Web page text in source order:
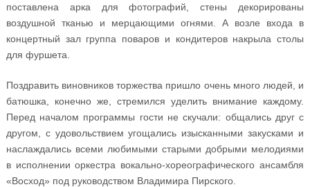
поставлена арка для фотографий, стены декорированы
воздушной тканью и мерцающими огнями. А возле входа в
концертный зал группа поваров и кондитеров накрыла столы
для фуршета.
Поздравить виновников торжества пришло очень много людей, и
батюшка, конечно же, стремился уделить внимание каждому.
Перед началом программы гости не скучали: общались друг с
другом, с удовольствием угощались изысканными закусками и
наслаждались всеми любимыми старыми добрыми мелодиями
в исполнении оркестра вокально-хореографического ансамбля
«Восход» под руководством Владимира Пирского.